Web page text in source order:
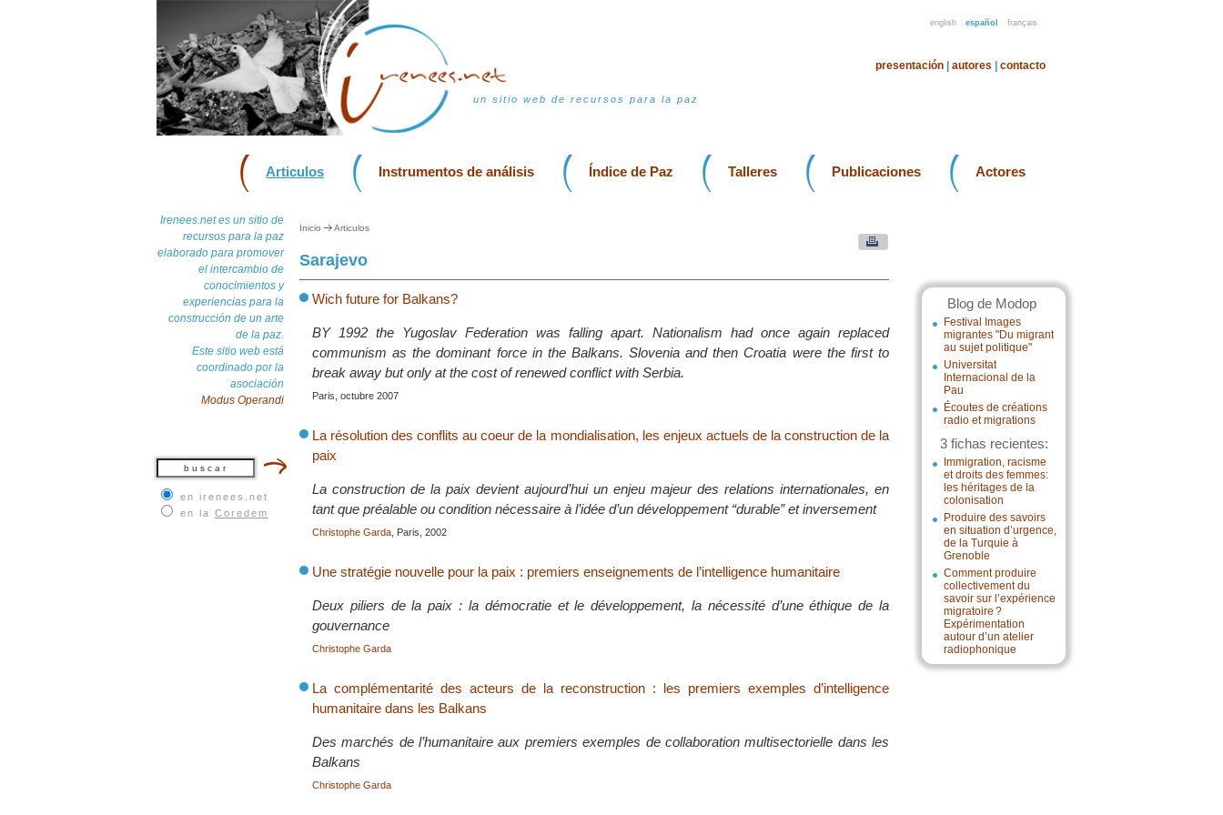
english español français
un sitio web de recursos para la paz
presentación autores contacto
Articulos Instrumentos de análisis Índice de Paz Talleres Publicaciones Actores
Irenees.net es un sitio de
recursos para la paz
elaborado para promover
el intercambio de
conocimientos y
experiencias para la
construcción de un arte
de la paz.
Este sitio web está
coordinado por la
asociación
Modus Operandi
en irenees.net
en la Coredem
Blog de Modop
Festival Images
migrantes "Du migrant
au sujet politique"
Universitat
Internacional de la
Pau
Écoutes de créations
radio et migrations
3 fichas recientes:
Immigration, racisme
et droits des femmes:
les héritages de la
colonisation
Produire des savoirs
en situation d’urgence,
de la Turquie à
Grenoble
Comment produire
collectivement du
savoir sur l’expérience
migratoire ?
Expérimentation
autour d’un atelier
radiophonique
Inicio Articulos
Sarajevo
Wich future for Balkans?
BY 1992 the Yugoslav Federation was falling apart. Nationalism had once again replaced
communism as the dominant force in the Balkans. Slovenia and then Croatia were the first to
break away but only at the cost of renewed conflict with Serbia.
Paris, octubre 2007
La résolution des conflits au coeur de la mondialisation, les enjeux actuels de la construction de la
paix
La construction de la paix devient aujourd’hui un enjeu majeur des relations internationales, en
tant que préalable ou condition nécessaire à l’idée d’un développement “durable” et inversement
Christophe Garda , Paris, 2002
Une stratégie nouvelle pour la paix : premiers enseignements de l’intelligence humanitaire
Deux piliers de la paix : la démocratie et le développement, la nécessité d’une éthique de la
gouvernance
Christophe Garda
La complémentarité des acteurs de la reconstruction : les premiers exemples d’intelligence
humanitaire dans les Balkans
Des marchés de l’humanitaire aux premiers exemples de collaboration multisectorielle dans les
Balkans
Christophe Garda